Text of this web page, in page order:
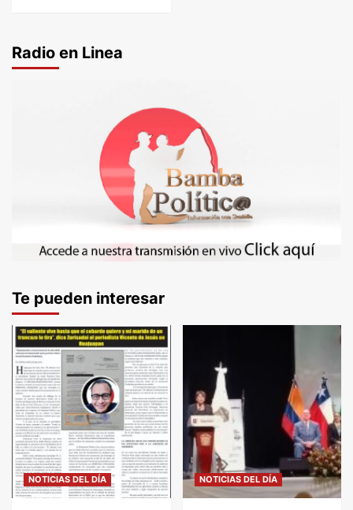
Radio en Linea
Te pueden interesar
NOTICIAS DEL DÍA NOTICIAS DEL DÍA